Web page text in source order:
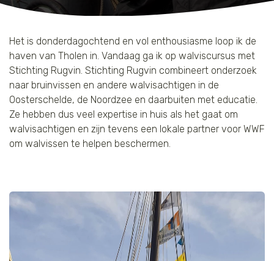
Het is donderdagochtend en vol enthousiasme loop ik de
haven van Tholen in. Vandaag ga ik op walviscursus met
Stichting Rugvin. Stichting Rugvin combineert onderzoek
naar bruinvissen en andere walvisachtigen in de
Oosterschelde, de Noordzee en daarbuiten met educatie.
Ze hebben dus veel expertise in huis als het gaat om
walvisachtigen en zijn tevens een lokale partner voor WWF
om walvissen te helpen beschermen.
Koraal
Leeuw
Luipaard
Neushoorn
Orang-oetan
Kleding & Accessoires
Speelgoed